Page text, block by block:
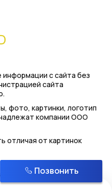
информации с сайта без
сайта
фото, картинки, логотип
компании ООО
отличая от картинок
Позвонить